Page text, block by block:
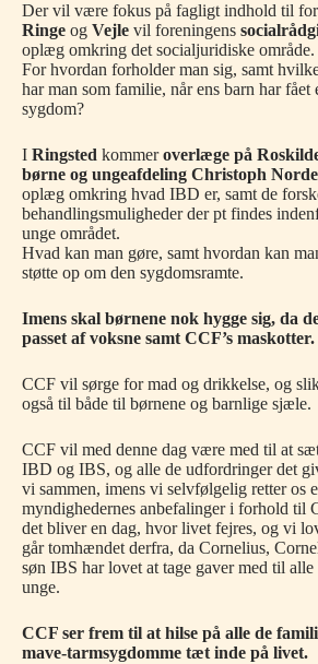
Der vil være fokus på fagligt indhold til
Ringe og Vejle vil foreningens
oplæg omkring det socialjuridiske område.
For hvordan forholder man sig, samt
har man som familie, når ens barn har fået
sygdom?
I Ringsted kommeroverlæge på
børne og ungeafdeling Christoph
oplæg omkring hvad IBD er, samt de
behandlingsmuligheder der pt findes
unge området.
Hvad kan man gøre, samt hvordan kan
støtte op om den sygdomsramte.
Imens skal børnene nok hygge sig, da
passet af voksne samt CCF’s maskotter.
CCF vil sørge for mad og drikkelse, og
også til både til børnene og barnlige sjæle.
CCF vil med denne dag være med til at
IBD og IBS, og alle de udfordringer det
vi sammen, imens vi selvfølgelig retter os
myndighedernes anbefalinger i forhold til
det bliver en dag, hvor livet fejres, og vi
går tomhændet derfra, da Cornelius,
søn IBS har lovet at tage gaver med til
unge.
CCF ser frem til at hilse på alle de
mave-tarmsygdomme tæt inde på livet.